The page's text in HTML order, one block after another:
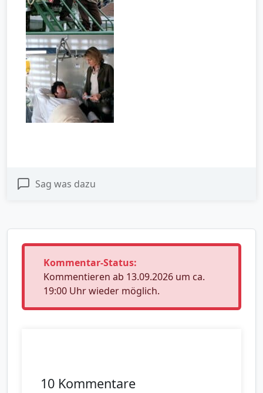
Sag was dazu
Kommentar-Status:
Kommentieren ab 13.09.2026 um ca.
19:00 Uhr wieder möglich.
10 Kommentare